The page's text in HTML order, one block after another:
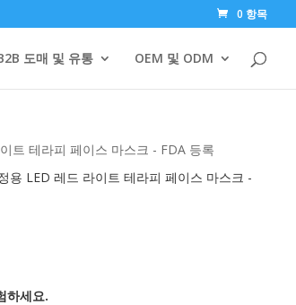
0 항목
도매 및 유통 OEM 및 ODM
트 테라피 페이스 마스크 - FDA 등록
용 LED 레드 라이트 테라피 페이스 마스크 -
하세요.